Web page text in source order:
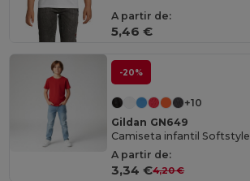
A partir de:
5,46 €
-20%
+10
Gildan GN649
Camiseta infantil Softstyle
A partir de:
3,34 €4,20 €